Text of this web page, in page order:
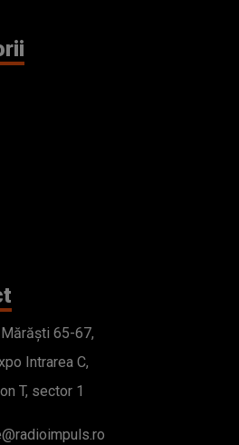
Mărăști 65-67,
Intrarea C,
T, sector 1